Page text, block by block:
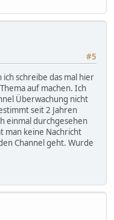
#5
schreibe das mal hier
auf machen. Ich
Überwachung nicht
seit 2 Jahren
einmal durchgesehen
man keine Nachricht
Channel geht. Wurde